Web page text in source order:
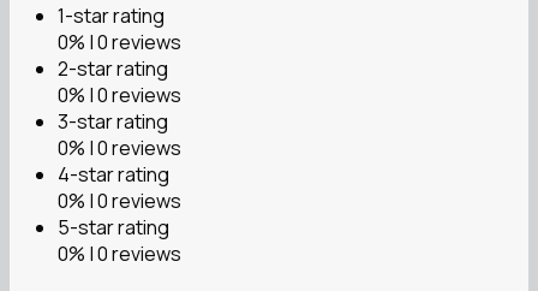
1-star rating
0% | 0 reviews
2-star rating
0% | 0 reviews
3-star rating
0% | 0 reviews
4-star rating
0% | 0 reviews
5-star rating
0% | 0 reviews